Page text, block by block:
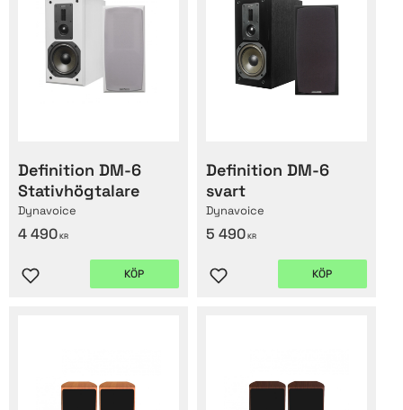
Definition DM-6
Stativhögtalare
Dynavoice
4 490 KR
Lägg till i favoriter
KÖP
Definition DM-6
svart
Dynavoice
5 490 KR
Lägg till i favoriter
KÖP